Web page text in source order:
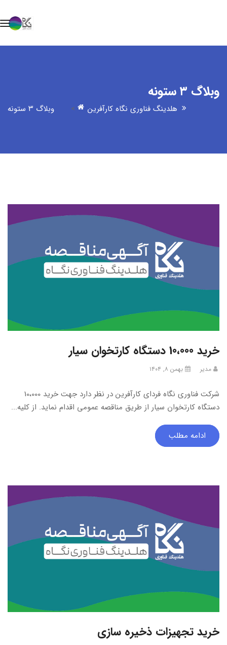
وبلاگ ۳ ستونه
هلدینگ فناوری نگاه کارآفرین > وبلاگ ۳ ستونه
خرید 10،000 دستگاه کارتخوان سیار
مدیر بهمن ۸, ۱۴۰۴
شرکت فناوری نگاه فردای کارآفرین در نظر دارد جهت خرید 10،000
دستگاه کارتخوان سیار از طریق مناقصه عمومی اقدام نماید. از کلیه...
ادامه مطلب
خرید تجهیزات ذخیره سازی